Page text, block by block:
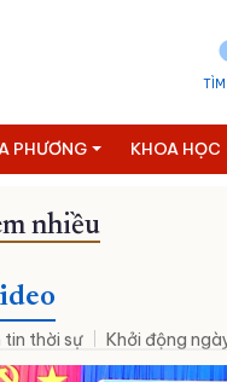
TÌM
PHƯƠNG KHOA
nhiều
tin thời sự Khởi động